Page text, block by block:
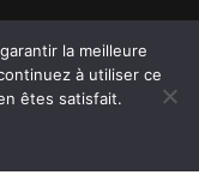
la meilleure
à utiliser ce
êtes satisfait.